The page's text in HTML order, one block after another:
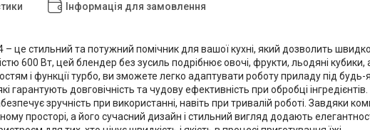
Інформація для замовлення
– це стильний та потужний помічник для вашої кухні, який дозволить
600 Вт, цей блендер без зусиль подрібнює овочі, фрукти, льодяні кубики,
і функції турбо, ви зможете легко адаптувати роботу приладу під
гарантують довговічність та чудову ефективність при обробці
зручність при використанні, навіть при тривалій роботі. Завдяки
просторі, а його сучасний дизайн і стильний вигляд додають